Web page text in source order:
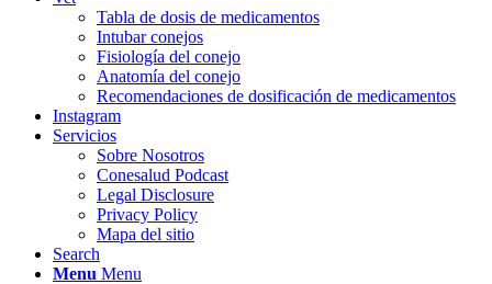
Tabla de dosis de medicamentos
Intubar conejos
Fisiología del conejo
Anatomía del conejo
Recomendaciones de dosificación de medicamentos
Instagram
Servicios
Sobre Nosotros
Conesalud Podcast
Legal Disclosure
Privacy Policy
Mapa del sitio
Search
Menu Menu